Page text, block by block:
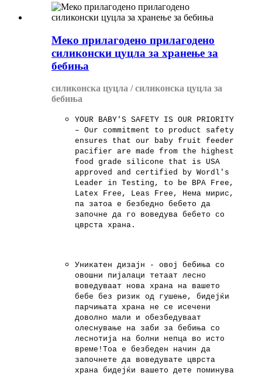
Меко прилагодено прилагодено
силиконски цуцла за хранење за
бебиња
силиконска цуцла / силиконска цуцла за
бебиња
YOUR BABY'S SAFETY IS OUR PRIORITY
– Our commitment to product safety
ensures that our baby fruit feeder
pacifier are made from the highest
food grade silicone that is USA
approved and certified by Wordl's
Leader in Testing, to be BPA Free,
Latex Free, Leas Free, Нема мирис,
па затоа е безбедно бебето да
започне да го воведува бебето со
цврста храна.
Уникатен дизајн - овој бебиња со
овошни пијалаци тетаат лесно
воведуваат нова храна на вашето
бебе без ризик од гушење, бидејќи
парчињата храна не се исечени
доволно мали и обезбедуваат
олеснување на заби за бебиња со
леснотија на болни непца во исто
време!Тоа е безбеден начин да
започнете да воведувате цврста
храна бидејќи вашето дете поминува